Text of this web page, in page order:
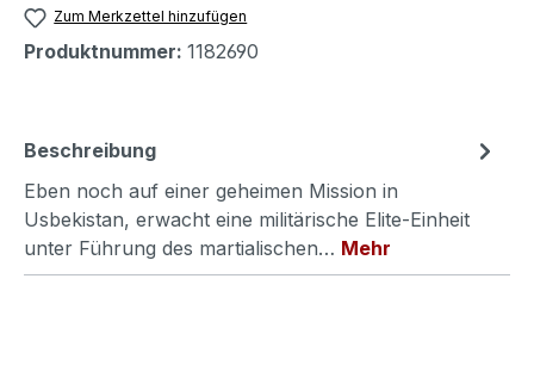
Zum Merkzettel hinzufügen
Produktnummer: 1182690
Beschreibung
Eben noch auf einer geheimen Mission in
Usbekistan, erwacht eine militärische Elite-Einheit
unter Führung des martialischen… Mehr